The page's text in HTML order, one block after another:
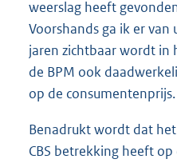
weerslag heeft
Voorshands ga ik er
jaren zichtbaar wordt in
de BPM ook
op de consumentenprijs.
Benadrukt wordt dat
CBS betrekking heeft